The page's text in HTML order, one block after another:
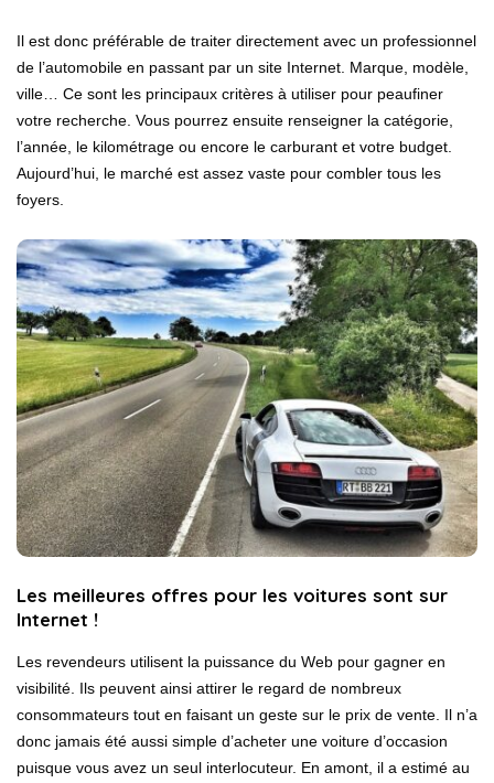
Il est donc préférable de traiter directement avec un professionnel
de l’automobile en passant par un site Internet. Marque, modèle,
ville… Ce sont les principaux critères à utiliser pour peaufiner
votre recherche. Vous pourrez ensuite renseigner la catégorie,
l’année, le kilométrage ou encore le carburant et votre budget.
Aujourd’hui, le marché est assez vaste pour combler tous les
foyers.
Les meilleures offres pour les voitures sont sur
Internet !
Les revendeurs utilisent la puissance du Web pour gagner en
visibilité. Ils peuvent ainsi attirer le regard de nombreux
consommateurs tout en faisant un geste sur le prix de vente. Il n’a
donc jamais été aussi simple d’acheter une voiture d’occasion
puisque vous avez un seul interlocuteur. En amont, il a estimé au